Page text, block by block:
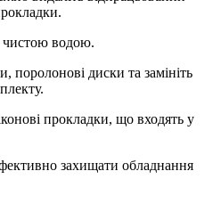
чистою водою.
поролонові диски та замініть
прокладки, що входять у
захищати обладнання